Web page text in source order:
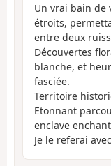
Un vrai bain de
étroits,
entre deux
Découvertes
blanche, et
fasciée.
Territoire
Etonnant
enclave
Je le referai